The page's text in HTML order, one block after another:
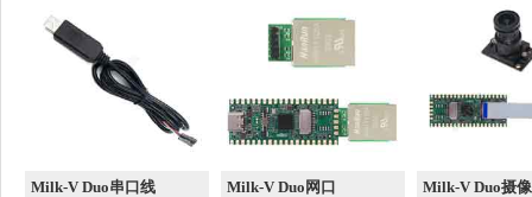
Milk-V Duo串口线 Milk-V Duo网口 Milk-V Duo摄